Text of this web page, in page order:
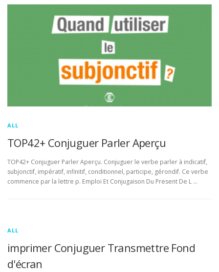
ALL
TOP42+ Conjuguer Parler Aperçu
TOP42+ Conjuguer Parler Aperçu. Conjuguer le verbe parler à indicatif,
subjonctif, impératif, infinitif, conditionnel, participe, gérondif. Ce verbe
commence par la lettre p. Emploi Et Conjugaison Du Present De L …
ALL
imprimer Conjuguer Transmettre Fond
d'écran